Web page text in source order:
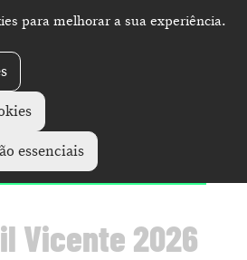
para melhorar a sua experiência.
essenciais
Festivais de Gil Vicente
Família"
Vicente 2026